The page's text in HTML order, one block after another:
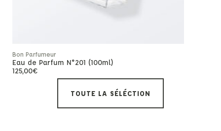
Bon Parfumeur
Eau de Parfum N°201 (100ml)
125,00€
TOUTE LA SÉLÉCTION